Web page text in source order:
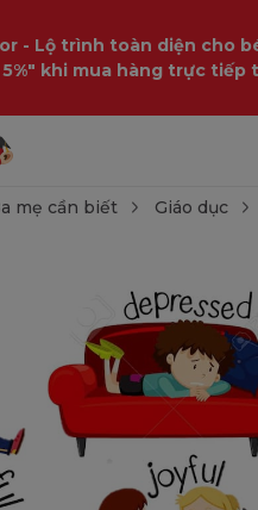
- Lộ trình toàn diện cho
5%" khi mua hàng trực
mẹ cần biết Giáo dục